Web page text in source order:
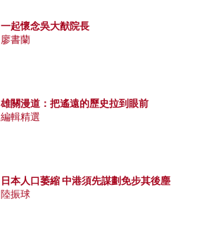
一起懷念吳大猷院長
廖書蘭
雄關漫道：把遙遠的歷史拉到眼前
編輯精選
日本人口萎縮 中港須先謀劃免步其後塵
陸振球